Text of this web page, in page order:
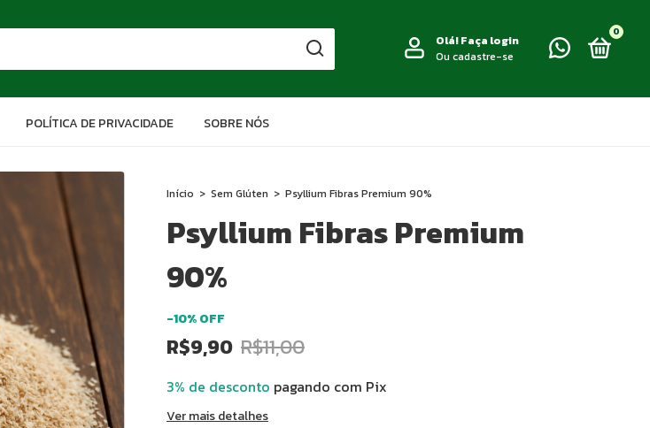
Olá!Faça login
Ou cadastre-se
0
POLÍTICA DE PRIVACIDADE SOBRE NÓS
Início > Sem Glúten > Psyllium Fibras Premium 90%
Psyllium Fibras Premium
90%
-10%OFF
R$9,90 R$11,00
3% de desconto pagando com Pix
Ver mais detalhes